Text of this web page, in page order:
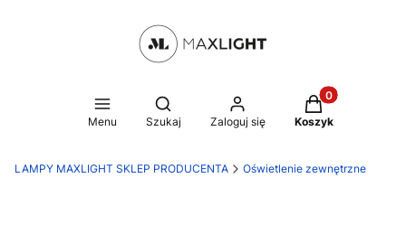
Menu
Otwórz wyszukiwarkę
Szukaj Zaloguj się
Produkty w
Koszyk
LAMPY MAXLIGHT SKLEP PRODUCENTA Oświetlenie zewnętrzne